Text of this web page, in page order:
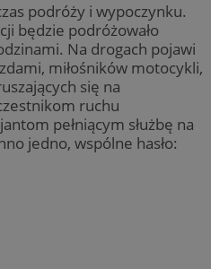
podróży i wypoczynku.
będzie podróżowało
Na drogach pojawi
miłośników motocykli,
się na
ruchu
pełniącym służbę na
jedno, wspólne hasło: